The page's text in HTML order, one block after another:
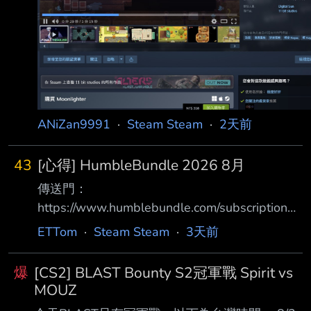
ANiZan9991 · Steam Steam · 2天前
43 [心得] HumbleBundle 2026 8月
傳送門：
https://www.humblebundle.com/subscription
本包領取到期日： 太平洋時間 2027/03/01 上
8)
https://store.steampowered.com/app/2072450
ETTom · Steam Steam · 3天前
爆 [CS2] BLAST Bounty S2冠軍戰 Spirit vs
MOUZ